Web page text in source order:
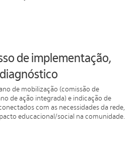
de implementação,
de mobilização (comissão de
de ação integrada) e indicação de
com as necessidades da rede,
educacional/social na comunidade.